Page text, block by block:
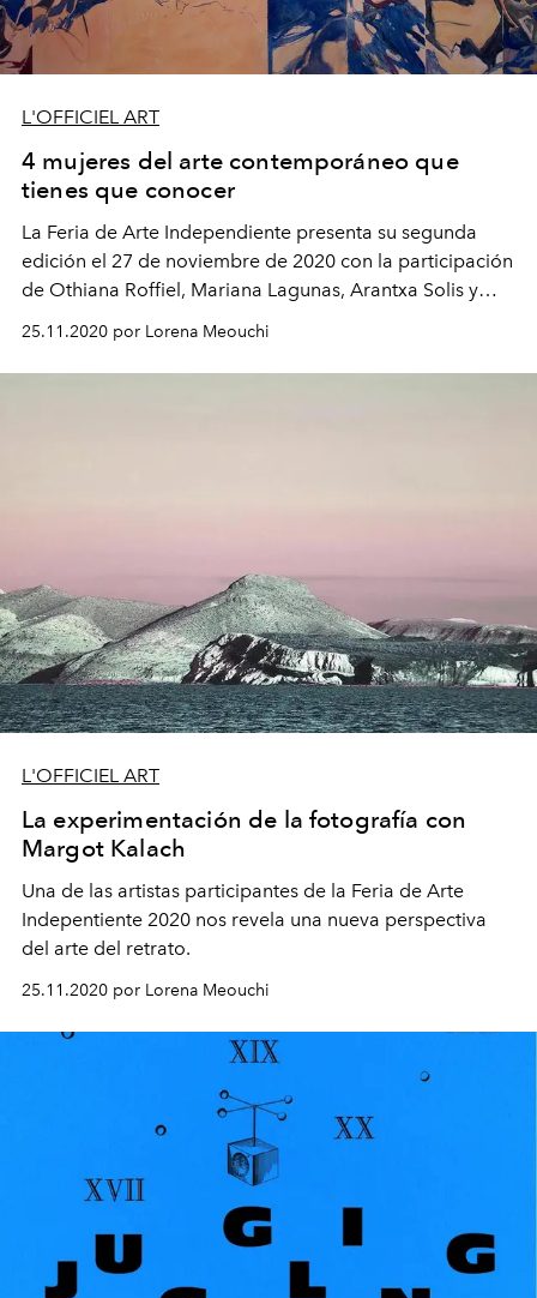
L'OFFICIEL ART
4 mujeres del arte contemporáneo que
tienes que conocer
La Feria de Arte Independiente presenta su segunda
edición el 27 de noviembre de 2020 con la participación
de Othiana Roffiel, Mariana Lagunas, Arantxa Solis y
Andrea Romero, cuya obra pictórica no te puedes
25.11.2020 por Lorena Meouchi
L'OFFICIEL ART
La experimentación de la fotografía con
Margot Kalach
Una de las artistas participantes de la Feria de Arte
Indepentiente 2020 nos revela una nueva perspectiva
del arte del retrato.
25.11.2020 por Lorena Meouchi